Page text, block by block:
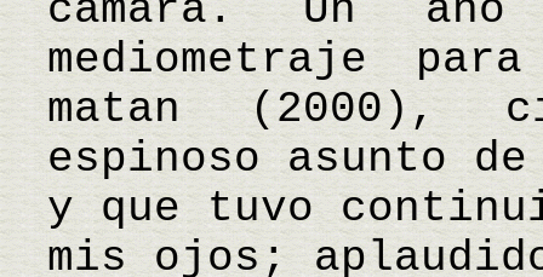
cámara. Un
mediometraje
matan (2000),
espinoso asunto
y que tuvo
mis ojos;